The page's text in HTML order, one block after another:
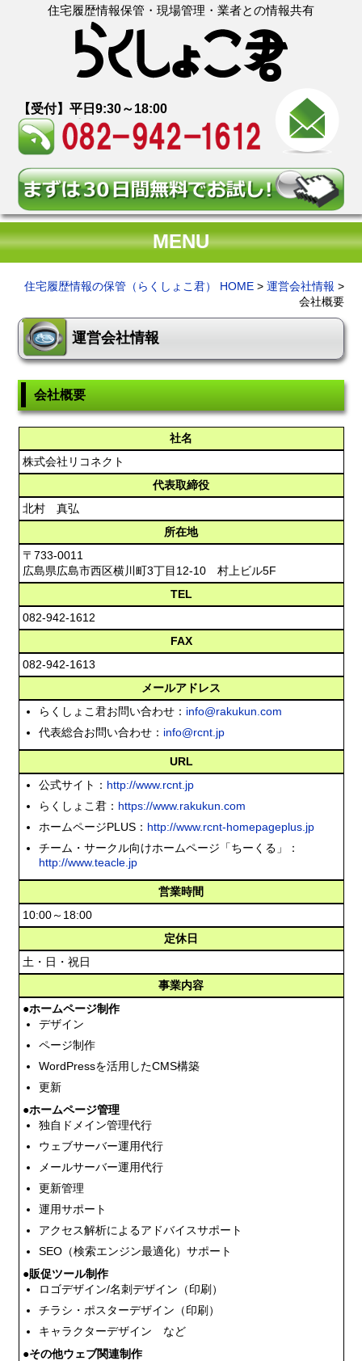
住宅履歴情報保管・現場管理・業者との情報共有
【受付】平日9:30～18:00
MENU
住宅履歴情報の保管（らくしょこ君） HOME> 運営会社情報 >
会社概要
運営会社情報
会社概要
社名
株式会社リコネクト
代表取締役
北村 真弘
所在地
〒733-0011
広島県広島市西区横川町3丁目12-10 村上ビル5F
TEL
082-942-1612
FAX
082-942-1613
メールアドレス
らくしょこ君お問い合わせ： info@rakukun.com
代表総合お問い合わせ： info@rcnt.jp
URL
公式サイト： http://www.rcnt.jp
らくしょこ君： https://www.rakukun.com
ホームページPLUS： http://www.rcnt-homepageplus.jp
チーム・サークル向けホームページ「ちーくる」：
http://www.teacle.jp
営業時間
10:00～18:00
定休日
土・日・祝日
事業内容
●ホームページ制作
デザイン
ページ制作
WordPressを活用したCMS構築
更新
●ホームページ管理
独自ドメイン管理代行
ウェブサーバー運用代行
メールサーバー運用代行
更新管理
運用サポート
アクセス解析によるアドバイスサポート
SEO（検索エンジン最適化）サポート
●販促ツール制作
ロゴデザイン/名刺デザイン（印刷）
チラシ・ポスターデザイン（印刷）
キャラクターデザイン など
●その他ウェブ関連制作